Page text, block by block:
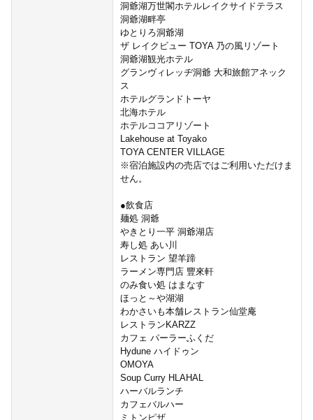
洞爺湖万世閣ホテルレイクサイドテラス
洞爺湖畔亭
ゆとりろ洞爺湖
ザ レイクビュー TOYA 乃の風リゾート
洞爺湖観光ホテル
グランヴィレッヂ洞爺 大和旅館アネック
ス
ホテルグランドトーヤ
北海ホテル
ホテルココアリゾート
Lakehouse at Toyako
TOYA CENTER VILLAGE
※宿泊施設内の売店ではご利用いただけま
せん。
●飲食店
麺処 洞爺
やきとり一平 洞爺湖店
寿し処 あい川
レストラン 望羊蹄
ラーメン専門店 豐來軒
のみ食い処 はまなす
ほっと～や湖湖
わかさいも本舗レストラン仙堂庵
レストランKARZZ
カフェ パーラーふくだ
Hydune ハイドゥン
OMOYA
Soup Curry HLAHAL
ハーバルランチ
カフェバルハー
ミトンピザ